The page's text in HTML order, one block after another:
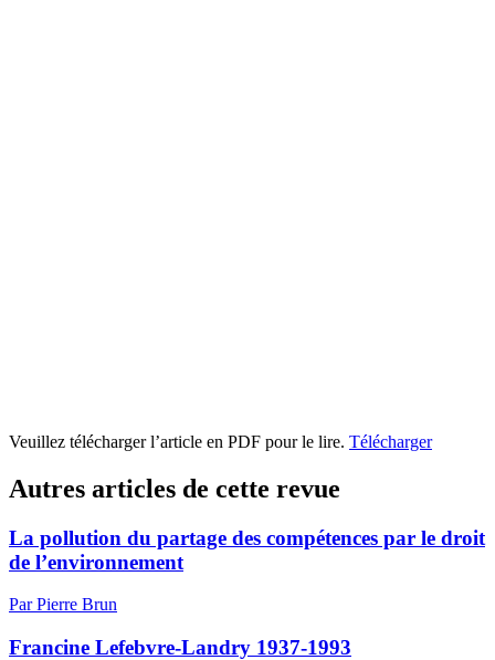
Veuillez télécharger l’article en PDF pour le lire. Télécharger
Autres articles de cette revue
La pollution du partage des compétences par le droit
de l’environnement
Par Pierre Brun
Francine Lefebvre-Landry 1937-1993